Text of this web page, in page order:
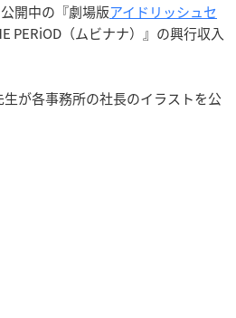
開中の『劇場版アイドリッシュセ
PERiOD（ムビナナ）』の興行収入
生が各事務所の社長のイラストを公